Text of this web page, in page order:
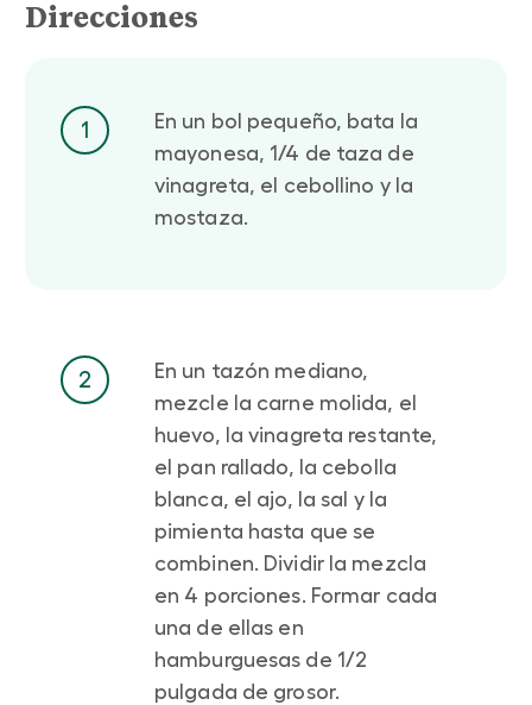
Direcciones
1
En un bol pequeño, bata la
mayonesa, 1/4 de taza de
vinagreta, el cebollino y la
mostaza.
2
En un tazón mediano,
mezcle la carne molida, el
huevo, la vinagreta restante,
el pan rallado, la cebolla
blanca, el ajo, la sal y la
pimienta hasta que se
combinen. Dividir la mezcla
en 4 porciones. Formar cada
una de ellas en
hamburguesas de 1/2
pulgada de grosor.